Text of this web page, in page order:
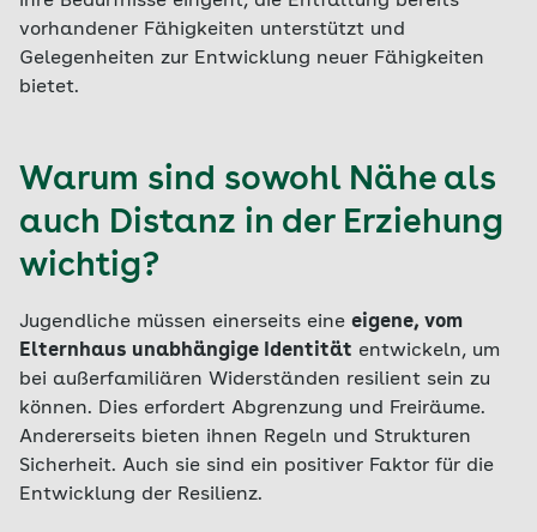
vorhandener Fähigkeiten unterstützt und
Gelegenheiten zur Entwicklung neuer Fähigkeiten
bietet.
Warum sind sowohl Nähe als
auch Distanz in der Erziehung
wichtig?
Jugendliche müssen einerseits eine eigene, vom
Elternhaus unabhängige Identität entwickeln, um
bei außerfamiliären Widerständen resilient sein zu
können. Dies erfordert Abgrenzung und Freiräume.
Andererseits bieten ihnen Regeln und Strukturen
Sicherheit. Auch sie sind ein positiver Faktor für die
Entwicklung der Resilienz.